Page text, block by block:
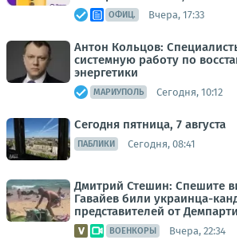
ОФИЦ. Вчера, 17:33
Антон Кольцов:
системную работу по
энергетики
МАРИУПОЛЬ Сегодня, 10:12
Сегодня пятница, 7 августа
ПАБЛИКИ Сегодня, 08:41
Дмитрий Стешин: Спешите
Гавайев били украинца-
представителей от
ВОЕНКОРЫ Вчера, 22:34